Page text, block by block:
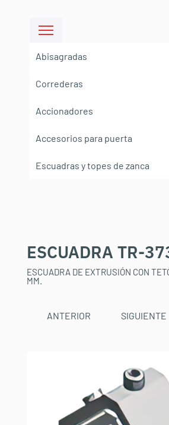
Abisagradas
Correderas
Accionadores
Accesorios para puerta
Escuadras y topes de zanca
ESCUADRA TR-
ESCUADRA DE EXTRUSIÓN CON
MM.
SIGUIENTE
ANTERIOR